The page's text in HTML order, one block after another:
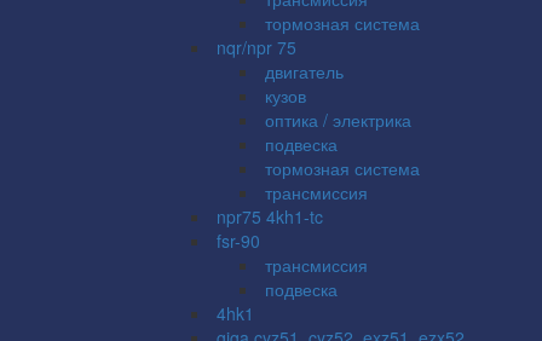
тормозная система
nqr/npr 75
двигатель
кузов
оптика / электрика
подвеска
тормозная система
трансмиссия
npr75 4kh1-tc
fsr-90
трансмиссия
подвеска
4hk1